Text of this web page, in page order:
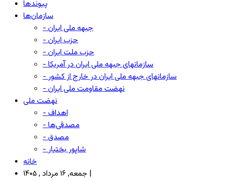
پیوندها
سازمان‌ها
- جبهه ملی ایران
- حزب ایران
- حزب ملت ایران
- سازمانهای جبهه ملی ایران در آمریکا
- سازمانهای جبهه ملی ایران در خارج از کشور
- نهضت مقاومت ملی ایران
نهضت ملی
- اهداف
- مصدقی‌ها
- مصدق
- شاپور بختیار
خانه
جمعه, ۱۶ مرداد , ۱۴۰۵ |